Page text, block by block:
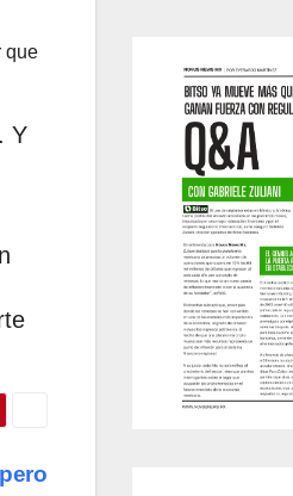
que
Y